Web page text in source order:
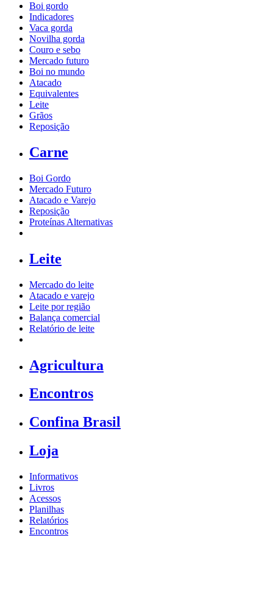
Boi gordo
Indicadores
Vaca gorda
Novilha gorda
Couro e sebo
Mercado futuro
Boi no mundo
Atacado
Equivalentes
Leite
Grãos
Reposição
Carne
Boi Gordo
Mercado Futuro
Atacado e Varejo
Reposição
Proteínas Alternativas
Leite
Mercado do leite
Atacado e varejo
Leite por região
Balança comercial
Relatório de leite
Agricultura
Encontros
Confina Brasil
Loja
Informativos
Livros
Acessos
Planilhas
Relatórios
Encontros